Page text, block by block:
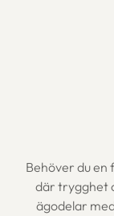
Behöver du en
där trygghet
ägodelar